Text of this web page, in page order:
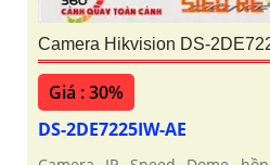
Camera Hikvision DS-
Giá : 30%
DS-2DE7225IW-AE